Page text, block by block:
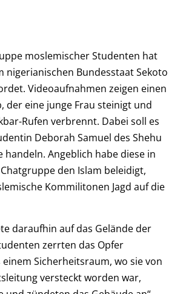
moslemischer Studenten hat
nigerianischen Bundesstaat Sekoto
Videoaufnahmen zeigen einen
der eine junge Frau steinigt und
Rufen verbrennt. Dabei soll es
Deborah Samuel des Shehu
handeln. Angeblich habe diese in
den Islam beleidigt,
Kommilitonen Jagd auf die
daraufhin auf das Gelände der
zerrten das Opfer
einem Sicherheitsraum, wo sie von
versteckt worden war,